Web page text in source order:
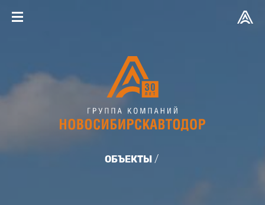
ОБЪЕКТЫ